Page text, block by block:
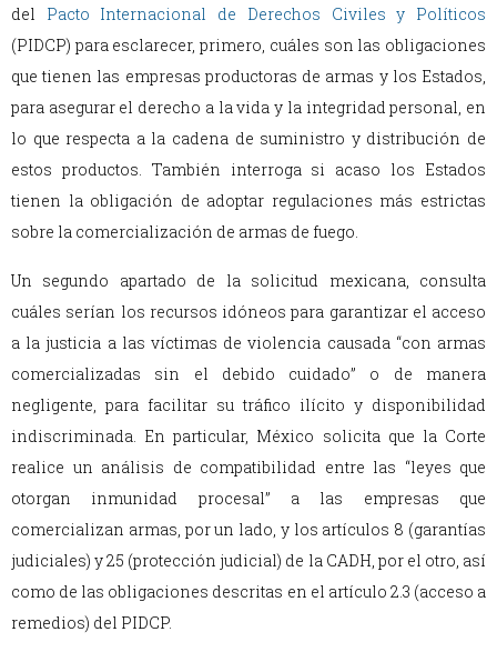
del
Pacto Internacional de Derechos Civiles y Políticos
(PIDCP) para esclarecer, primero, cuáles son las obligaciones
que tienen las empresas productoras de armas y los Estados,
para asegurar el derecho a la vida y la integridad personal, en
lo que respecta a la cadena de suministro y distribución de
estos productos. También interroga si acaso los Estados
tienen la obligación de adoptar regulaciones más estrictas
sobre la comercialización de armas de fuego.
Un segundo apartado de la solicitud mexicana, consulta
cuáles serían los recursos idóneos para garantizar el acceso
a la justicia a las víctimas de violencia causada “con armas
comercializadas sin el debido cuidado” o de manera
negligente, para facilitar su tráfico ilícito y disponibilidad
indiscriminada. En particular, México solicita que la Corte
realice un análisis de compatibilidad entre las “leyes que
otorgan inmunidad procesal” a las empresas que
comercializan armas, por un lado, y los artículos 8 (garantías
judiciales) y 25 (protección judicial) de la CADH, por el otro, así
como de las obligaciones descritas en el artículo 2.3 (acceso a
remedios) del PIDCP.